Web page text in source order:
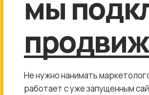
Не нужно нанимать
работает с уже запущенным